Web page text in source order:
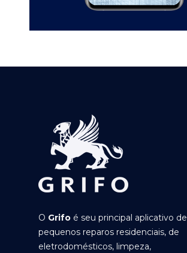
O Grifo é seu principal aplicativo de
pequenos reparos residenciais, de
eletrodomésticos, limpeza,